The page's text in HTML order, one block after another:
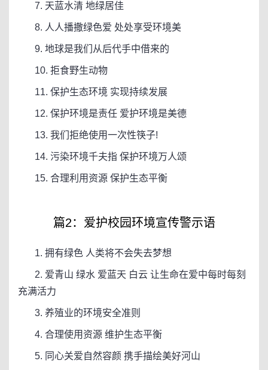
7. 天蓝水清 地绿居佳
8. 人人播撒绿色爱 处处享受环境美
9. 地球是我们从后代手中借来的
10. 拒食野生动物
11. 保护生态环境 实现持续发展
12. 保护环境是责任 爱护环境是美德
13. 我们拒绝使用一次性筷子!
14. 污染环境千夫指 保护环境万人颂
15. 合理利用资源 保护生态平衡
篇2：爱护校园环境宣传警示语
1. 拥有绿色 人类将不会失去梦想
2. 爱青山 绿水 爱蓝天 白云 让生命在爱中每时每刻
充满活力
3. 养殖业的环境安全准则
4. 合理使用资源 维护生态平衡
5. 同心关爱自然容颜 携手描绘美好河山